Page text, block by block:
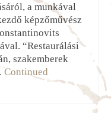
a munkával
képzőművész
“Restaurálási
szakemberek
Continued